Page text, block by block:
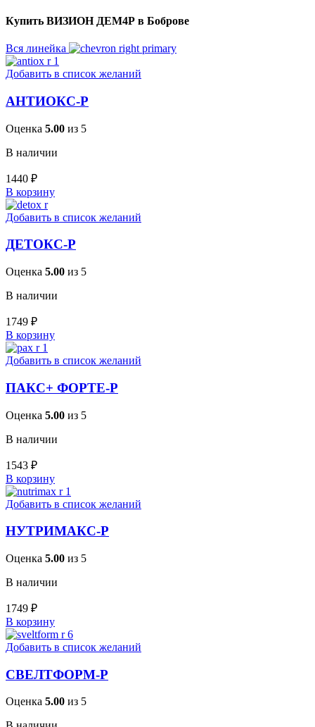
Купить ВИЗИОН ДЕМ4Р в Боброве
Вся линейка
Добавить в список желаний
АНТИОКС-Р
Оценка 5.00 из 5
В наличии
1440 ₽
В корзину
Добавить в список желаний
ДЕТОКС-Р
Оценка 5.00 из 5
В наличии
1749 ₽
В корзину
Добавить в список желаний
ПАКС+ ФОРТЕ-Р
Оценка 5.00 из 5
В наличии
1543 ₽
В корзину
Добавить в список желаний
НУТРИМАКС-Р
Оценка 5.00 из 5
В наличии
1749 ₽
В корзину
Добавить в список желаний
СВЕЛТФОРМ-Р
Оценка 5.00 из 5